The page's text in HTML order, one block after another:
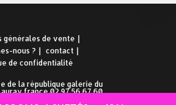
générales de vente
nous ?
contact
de confidentialité
de la république galerie du
france 02.97.56.67.60